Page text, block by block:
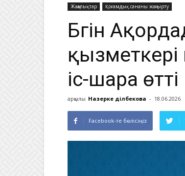
Жаңалықтар Қоғамдық сананы жаңғырту
Бүгін
қызметкері
іс-шара өтті
арқылы Назерке Әділбекова - 18.06.2026
Facebook-те бөлісіңіз